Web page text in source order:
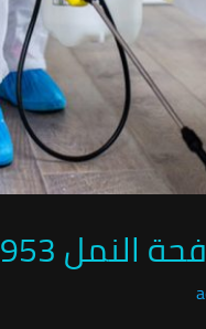
الألمانية سبيد